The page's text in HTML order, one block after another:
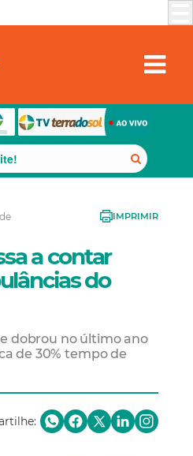
IMPRIMIR
a contar
do
dobrou no último ano
de 30% tempo de